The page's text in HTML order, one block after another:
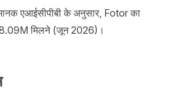
एआईसीपीबी के अनुसार, Fotor का
8.09M मिलने (जून 2026)।